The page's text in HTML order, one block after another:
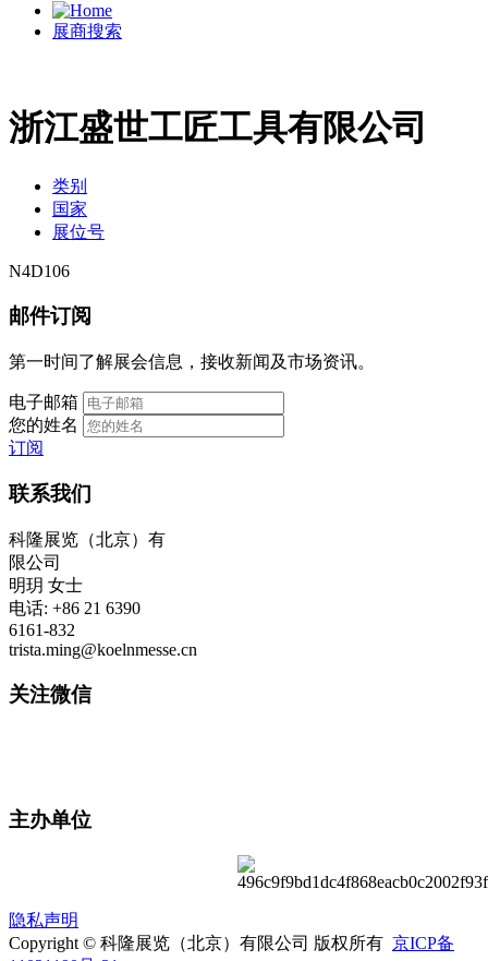
展商搜索
浙江盛世工匠工具有限公司
类别
国家
展位号
N4D106
邮件订阅
第一时间了解展会信息，接收新闻及市场资讯。
电子邮箱
您的姓名
订阅
联系我们
科隆展览（北京）有
限公司
明玥 女士
电话: +86 21 6390
6161-832
trista.ming@koelnmesse.cn
关注微信
主办单位
隐私声明
Copyright © 科隆展览（北京）有限公司 版权所有 京ICP备